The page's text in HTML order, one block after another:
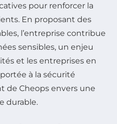
pour renforcer la
En proposant des
l’entreprise contribue
sensibles, un enjeu
et les entreprises en
à la sécurité
de Cheops envers une
durable.